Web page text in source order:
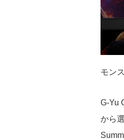
モン
G-Yu
から